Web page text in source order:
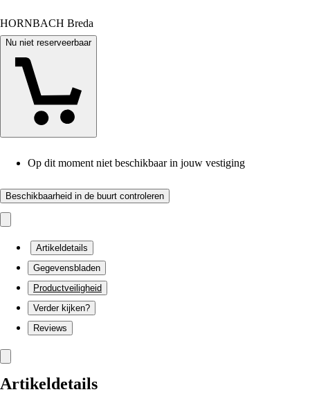
HORNBACH Breda
Nu niet reserveerbaar
Op dit moment niet beschikbaar in jouw vestiging
Beschikbaarheid in de buurt controleren
Artikeldetails
Gegevensbladen
Productveiligheid
Verder kijken?
Reviews
Artikeldetails